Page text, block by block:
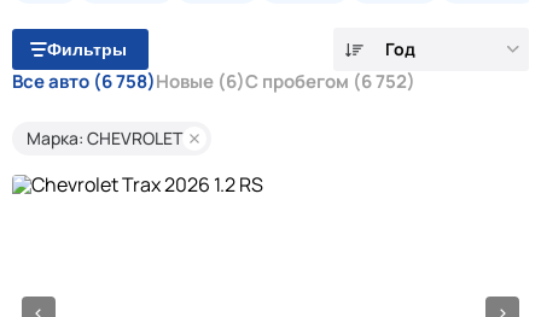
Фильтры Год
Все авто (6 758)Новые (6)С пробегом (6 752)
Марка: CHEVROLET